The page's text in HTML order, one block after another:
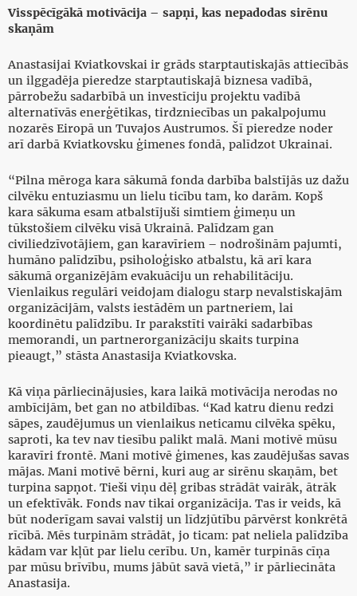
Visspēcīgākā motivācija – sapņi, kas nepadodas sirēnu
skaņām
Anastasijai Kviatkovskai ir grāds starptautiskajās attiecībās
un ilggadēja pieredze starptautiskajā biznesa vadībā,
pārrobežu sadarbībā un investīciju projektu vadībā
alternatīvās enerģētikas, tirdzniecības un pakalpojumu
nozarēs Eiropā un Tuvajos Austrumos. Šī pieredze noder
arī darbā Kviatkovsku ģimenes fondā, palīdzot Ukrainai.
“Pilna mēroga kara sākumā fonda darbība balstījās uz dažu
cilvēku entuziasmu un lielu ticību tam, ko darām. Kopš
kara sākuma esam atbalstījuši simtiem ģimeņu un
tūkstošiem cilvēku visā Ukrainā. Palīdzam gan
civiliedzīvotājiem, gan karavīriem – nodrošinām pajumti,
humāno palīdzību, psiholoģisko atbalstu, kā arī kara
sākumā organizējām evakuāciju un rehabilitāciju.
Vienlaikus regulāri veidojam dialogu starp nevalstiskajām
organizācijām, valsts iestādēm un partneriem, lai
koordinētu palīdzību. Ir parakstīti vairāki sadarbības
memorandi, un partnerorganizāciju skaits turpina
pieaugt,” stāsta Anastasija Kviatkovska.
Kā viņa pārliecinājusies, kara laikā motivācija nerodas no
ambīcijām, bet gan no atbildības. “Kad katru dienu redzi
sāpes, zaudējumus un vienlaikus neticamu cilvēka spēku,
saproti, ka tev nav tiesību palikt malā. Mani motivē mūsu
karavīri frontē. Mani motivē ģimenes, kas zaudējušas savas
mājas. Mani motivē bērni, kuri aug ar sirēnu skaņām, bet
turpina sapņot. Tieši viņu dēļ gribas strādāt vairāk, ātrāk
un efektīvāk. Fonds nav tikai organizācija. Tas ir veids, kā
būt noderīgam savai valstij un līdzjūtību pārvērst konkrētā
rīcībā. Mēs turpinām strādāt, jo ticam: pat neliela palīdzība
kādam var kļūt par lielu cerību. Un, kamēr turpinās cīņa
par mūsu brīvību, mums jābūt savā vietā,” ir pārliecināta
Anastasija.